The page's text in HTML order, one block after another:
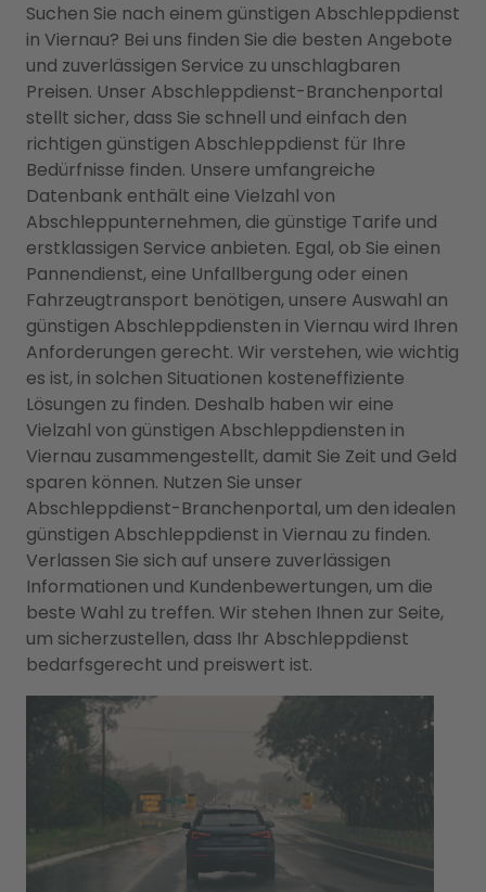
Suchen Sie nach einem günstigen Abschleppdienst
in Viernau? Bei uns finden Sie die besten Angebote
und zuverlässigen Service zu unschlagbaren
Preisen. Unser Abschleppdienst-Branchenportal
stellt sicher, dass Sie schnell und einfach den
richtigen günstigen Abschleppdienst für Ihre
Bedürfnisse finden. Unsere umfangreiche
Datenbank enthält eine Vielzahl von
Abschleppunternehmen, die günstige Tarife und
erstklassigen Service anbieten. Egal, ob Sie einen
Pannendienst, eine Unfallbergung oder einen
Fahrzeugtransport benötigen, unsere Auswahl an
günstigen Abschleppdiensten in Viernau wird Ihren
Anforderungen gerecht. Wir verstehen, wie wichtig
es ist, in solchen Situationen kosteneffiziente
Lösungen zu finden. Deshalb haben wir eine
Vielzahl von günstigen Abschleppdiensten in
Viernau zusammengestellt, damit Sie Zeit und Geld
sparen können. Nutzen Sie unser
Abschleppdienst-Branchenportal, um den idealen
günstigen Abschleppdienst in Viernau zu finden.
Verlassen Sie sich auf unsere zuverlässigen
Informationen und Kundenbewertungen, um die
beste Wahl zu treffen. Wir stehen Ihnen zur Seite,
um sicherzustellen, dass Ihr Abschleppdienst
bedarfsgerecht und preiswert ist.